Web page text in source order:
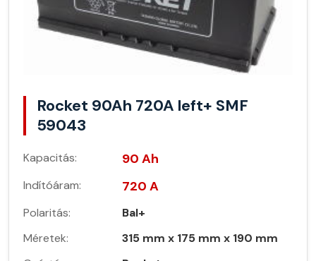
Rocket 90Ah 720A left+ SMF
59043
Kapacitás: 90 Ah
Indítóáram: 720 A
Polaritás:
Bal+
Méretek:
315 mm x 175 mm x 190 mm